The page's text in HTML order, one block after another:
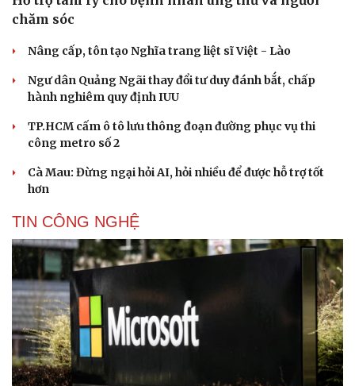
chăm sóc
Nâng cấp, tôn tạo Nghĩa trang liệt sĩ Việt - Lào
Ngư dân Quảng Ngãi thay đổi tư duy đánh bắt, chấp
hành nghiêm quy định IUU
TP.HCM cấm ô tô lưu thông đoạn đường phục vụ thi
công metro số 2
Cà Mau: Đừng ngại hỏi AI, hỏi nhiều để được hỗ trợ tốt
hơn
TIN CÔNG NGHỆ